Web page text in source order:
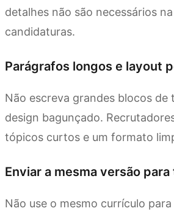
detalhes não são necessários
candidaturas.
Parágrafos longos e layout
Não escreva grandes blocos de
design bagunçado.
tópicos curtos e um formato
Enviar a mesma versão
Não use o mesmo currículo